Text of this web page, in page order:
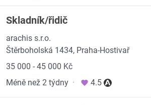
Skladník/řidič
arachis s.r.o.
Štěrboholská 1434, Praha-Hostivař
35 000 - 45 000 Kč
Méně než 2 týdny · 4.5